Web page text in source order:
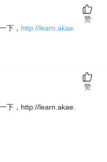
下， http://learn.akae.
赞
下，http://learn.akae.
赞